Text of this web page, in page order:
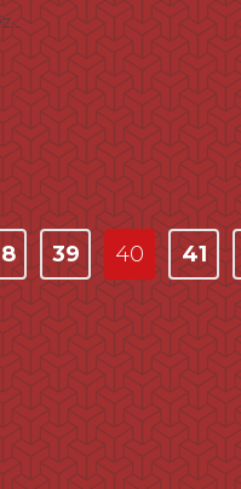
39 40 41